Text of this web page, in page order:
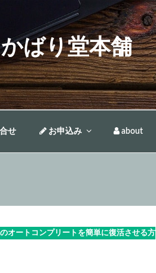
ばり堂本舗
せ お申込み about
オートコンプリートを簡単に復活させる方